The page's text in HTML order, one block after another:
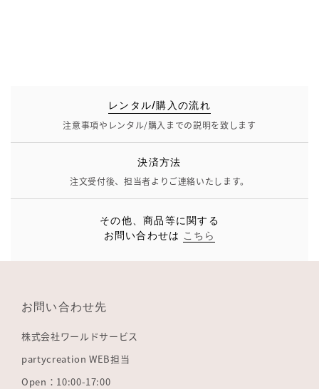
レンタル/購入の流れ
注意事項やレンタル/購入までの説明を致します
決済方法
注文受付後、担当者よりご連絡いたします。
その他、商品等に関する
お問い合わせは こちら
お問い合わせ先
株式会社ワールドサービス
partycreation WEB担当
Open：10:00-17:00